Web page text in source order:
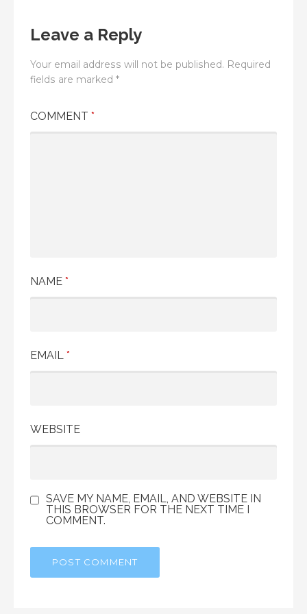
Leave a Reply
Your email address will not be published. Required
fields are marked *
COMMENT *
NAME *
EMAIL *
WEBSITE
SAVE MY NAME, EMAIL, AND WEBSITE IN
THIS BROWSER FOR THE NEXT TIME I
COMMENT.